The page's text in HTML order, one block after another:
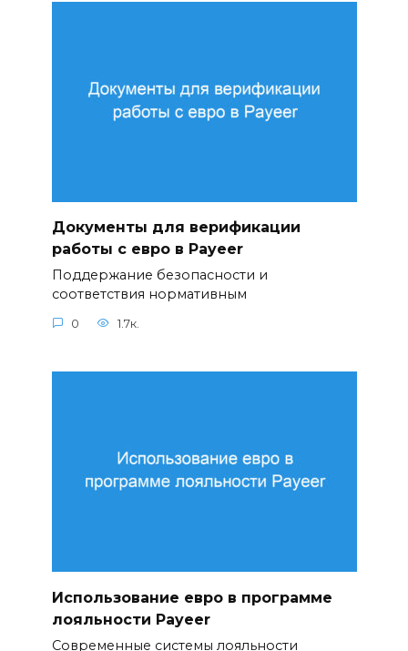
Документы для верификации
работы с евро в Payeer
Поддержание безопасности и
соответствия нормативным
0 1.7к.
Использование евро в программе
лояльности Payeer
Современные системы лояльности